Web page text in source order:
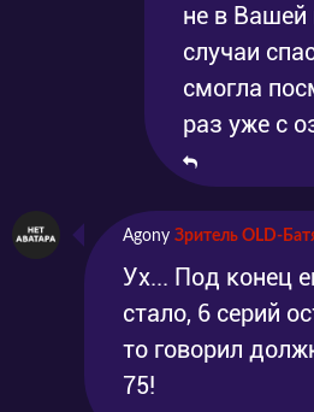
не в
случаи
смогла
раз уже с
Agony Зритель OLD-
Ух... Под конец
стало, 6 серий
то говорил
75!